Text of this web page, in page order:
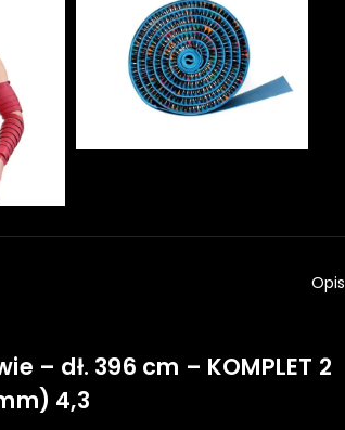
Opis
– dł. 396 cm – KOMPLET 2
4,3